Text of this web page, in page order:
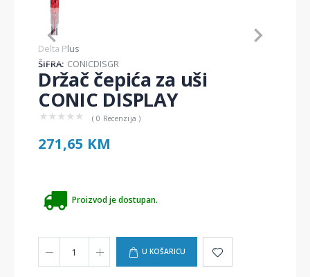
Item
1
of
1
Delta Plus
ŠIFRA: CONICDISGR
Držač čepića za uši
CONIC DISPLAY
★ ★ ★ ★ ★ ( 0 Recenzija )
271,65 KM
Proizvod je dostupan.
U KOŠARICU